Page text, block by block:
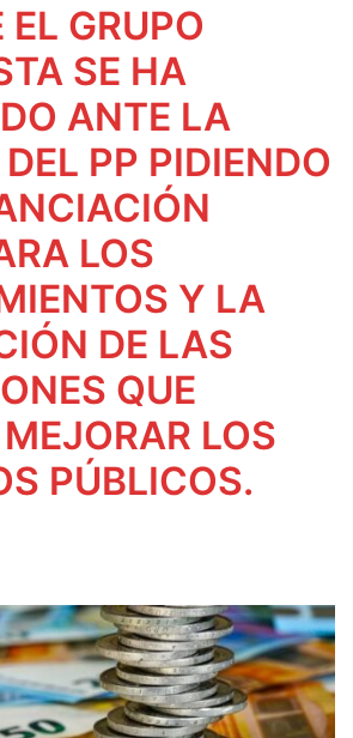
EL GRUPO
SE HA
ANTE LA
PP PIDIENDO
LOS
Y LA
DE LAS
QUE
LOS
PÚBLICOS.